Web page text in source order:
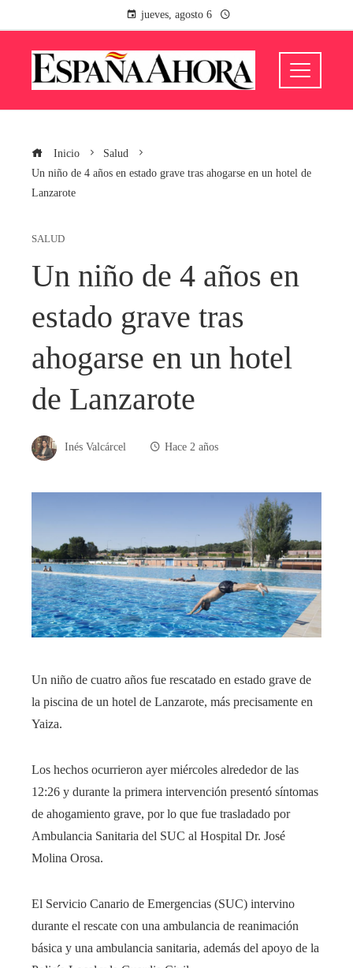
jueves, agosto 6
Inicio
Salud
Un niño de 4 años en estado grave tras ahogarse en un hotel de
Lanzarote
SALUD
Un niño de 4 años en
estado grave tras
ahogarse en un hotel
de Lanzarote
Inés Valcárcel Hace 2 años
Un niño de cuatro años fue rescatado en estado grave de
la piscina de un hotel de Lanzarote, más precisamente en
Yaiza.
Los hechos ocurrieron ayer miércoles alrededor de las
12:26 y durante la primera intervención presentó síntomas
de ahogamiento grave, por lo que fue trasladado por
Ambulancia Sanitaria del SUC al Hospital Dr. José
Molina Orosa.
El Servicio Canario de Emergencias (SUC) intervino
durante el rescate con una ambulancia de reanimación
básica y una ambulancia sanitaria, además del apoyo de la